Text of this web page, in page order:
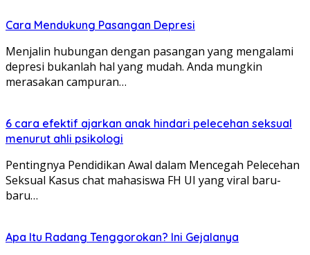
Cara Mendukung Pasangan Depresi
Menjalin hubungan dengan pasangan yang mengalami
depresi bukanlah hal yang mudah. Anda mungkin
merasakan campuran…
6 cara efektif ajarkan anak hindari pelecehan seksual
menurut ahli psikologi
Pentingnya Pendidikan Awal dalam Mencegah Pelecehan
Seksual Kasus chat mahasiswa FH UI yang viral baru-
baru…
Apa Itu Radang Tenggorokan? Ini Gejalanya